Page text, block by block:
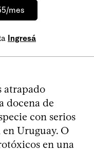
mes
Ingresá
atrapado
docena de
con serios
Uruguay. O
en una